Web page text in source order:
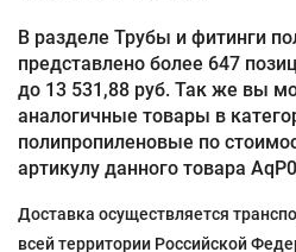
В разделе Трубы и фитинги
представлено более 647
до 13 531,88 руб. Так же вы
аналогичные товары в
полипропиленовые по
артикулу данного товара
Доставка осуществляется
всей территории Российской